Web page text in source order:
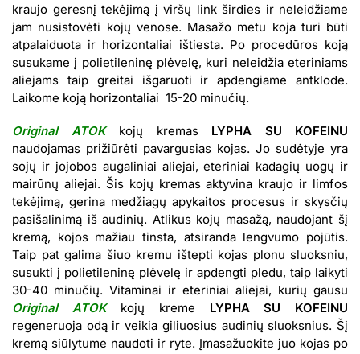
kraujo geresnį tekėjimą į viršų link širdies ir neleidžiame
jam nusistovėti kojų venose. Masažo metu koja turi būti
atpalaiduota ir horizontaliai ištiesta. Po procedūros koją
susukame į polietileninę plėvelę, kuri neleidžia eteriniams
aliejams taip greitai išgaruoti ir apdengiame antklode.
Laikome koją horizontaliai 15-20 minučių.
Original ATOKkojų kremas LYPHA SU KOFEINU
naudojamas prižiūrėti pavargusias kojas. Jo sudėtyje yra
sojų ir jojobos augaliniai aliejai, eteriniai kadagių uogų ir
mairūnų aliejai. Šis kojų kremas aktyvina kraujo ir limfos
tekėjimą, gerina medžiagų apykaitos procesus ir skysčių
pasišalinimą iš audinių. Atlikus kojų masažą, naudojant šį
kremą, kojos mažiau tinsta, atsiranda lengvumo pojūtis.
Taip pat galima šiuo kremu ištepti kojas plonu sluoksniu,
susukti į polietileninę plėvelę ir apdengti pledu, taip laikyti
30-40 minučių. Vitaminai ir eteriniai aliejai, kurių gausu
Original ATOK
kojų kreme LYPHA SU KOFEINU
regeneruoja odą ir veikia giliuosius audinių sluoksnius. Šį
kremą siūlytume naudoti ir ryte. Įmasažuokite juo kojas po